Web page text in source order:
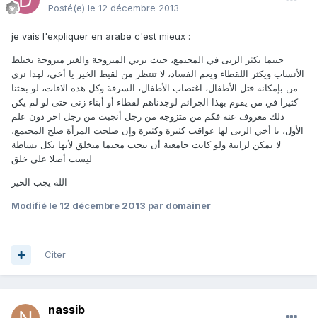
Posté(e) le 12 décembre 2013
je vais l'expliquer en arabe c'est mieux :
حينما يكثر الزنى في المجتمع، حيث تزني المتزوجة والغير متزوجة تختلط
الأنساب ويكثر اللقطاء ويعم الفساد، لا تنتظر من لقيط الخير يا أخي، لهذا نرى
من بإمكانه قتل الأطفال، اغتصاب الأطفال، السرقة وكل هذه الافات، لو بحثنا
كثيرا في من يقوم بهذا الجرائم لوجدناهم لقطاء أو أبناء زنى حتى لو لم يكن
ذلك معروف عنه فكم من متزوجة من رجل أنجبت من رجل اخر دون علم
الأول، يا أخي الزنى لها عواقب كثيرة وكثيرة وإن صلحت المرأة صلح المجتمع،
لا يمكن لزانية ولو كانت جامعية أن تنجب مجتما متخلق لأنها بكل بساطة
ليست أصلا على خلق
الله يجب الخير
Modifié le 12 décembre 2013 par domainer
Citer
nassib